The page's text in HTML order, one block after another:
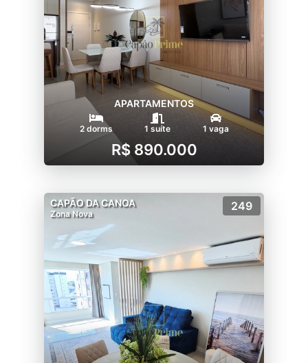
APARTAMENTOS
2 dorms 1 suíte 1 vaga
R$ 890.000
CAPÃO DA CANOA
Zona Nova
249